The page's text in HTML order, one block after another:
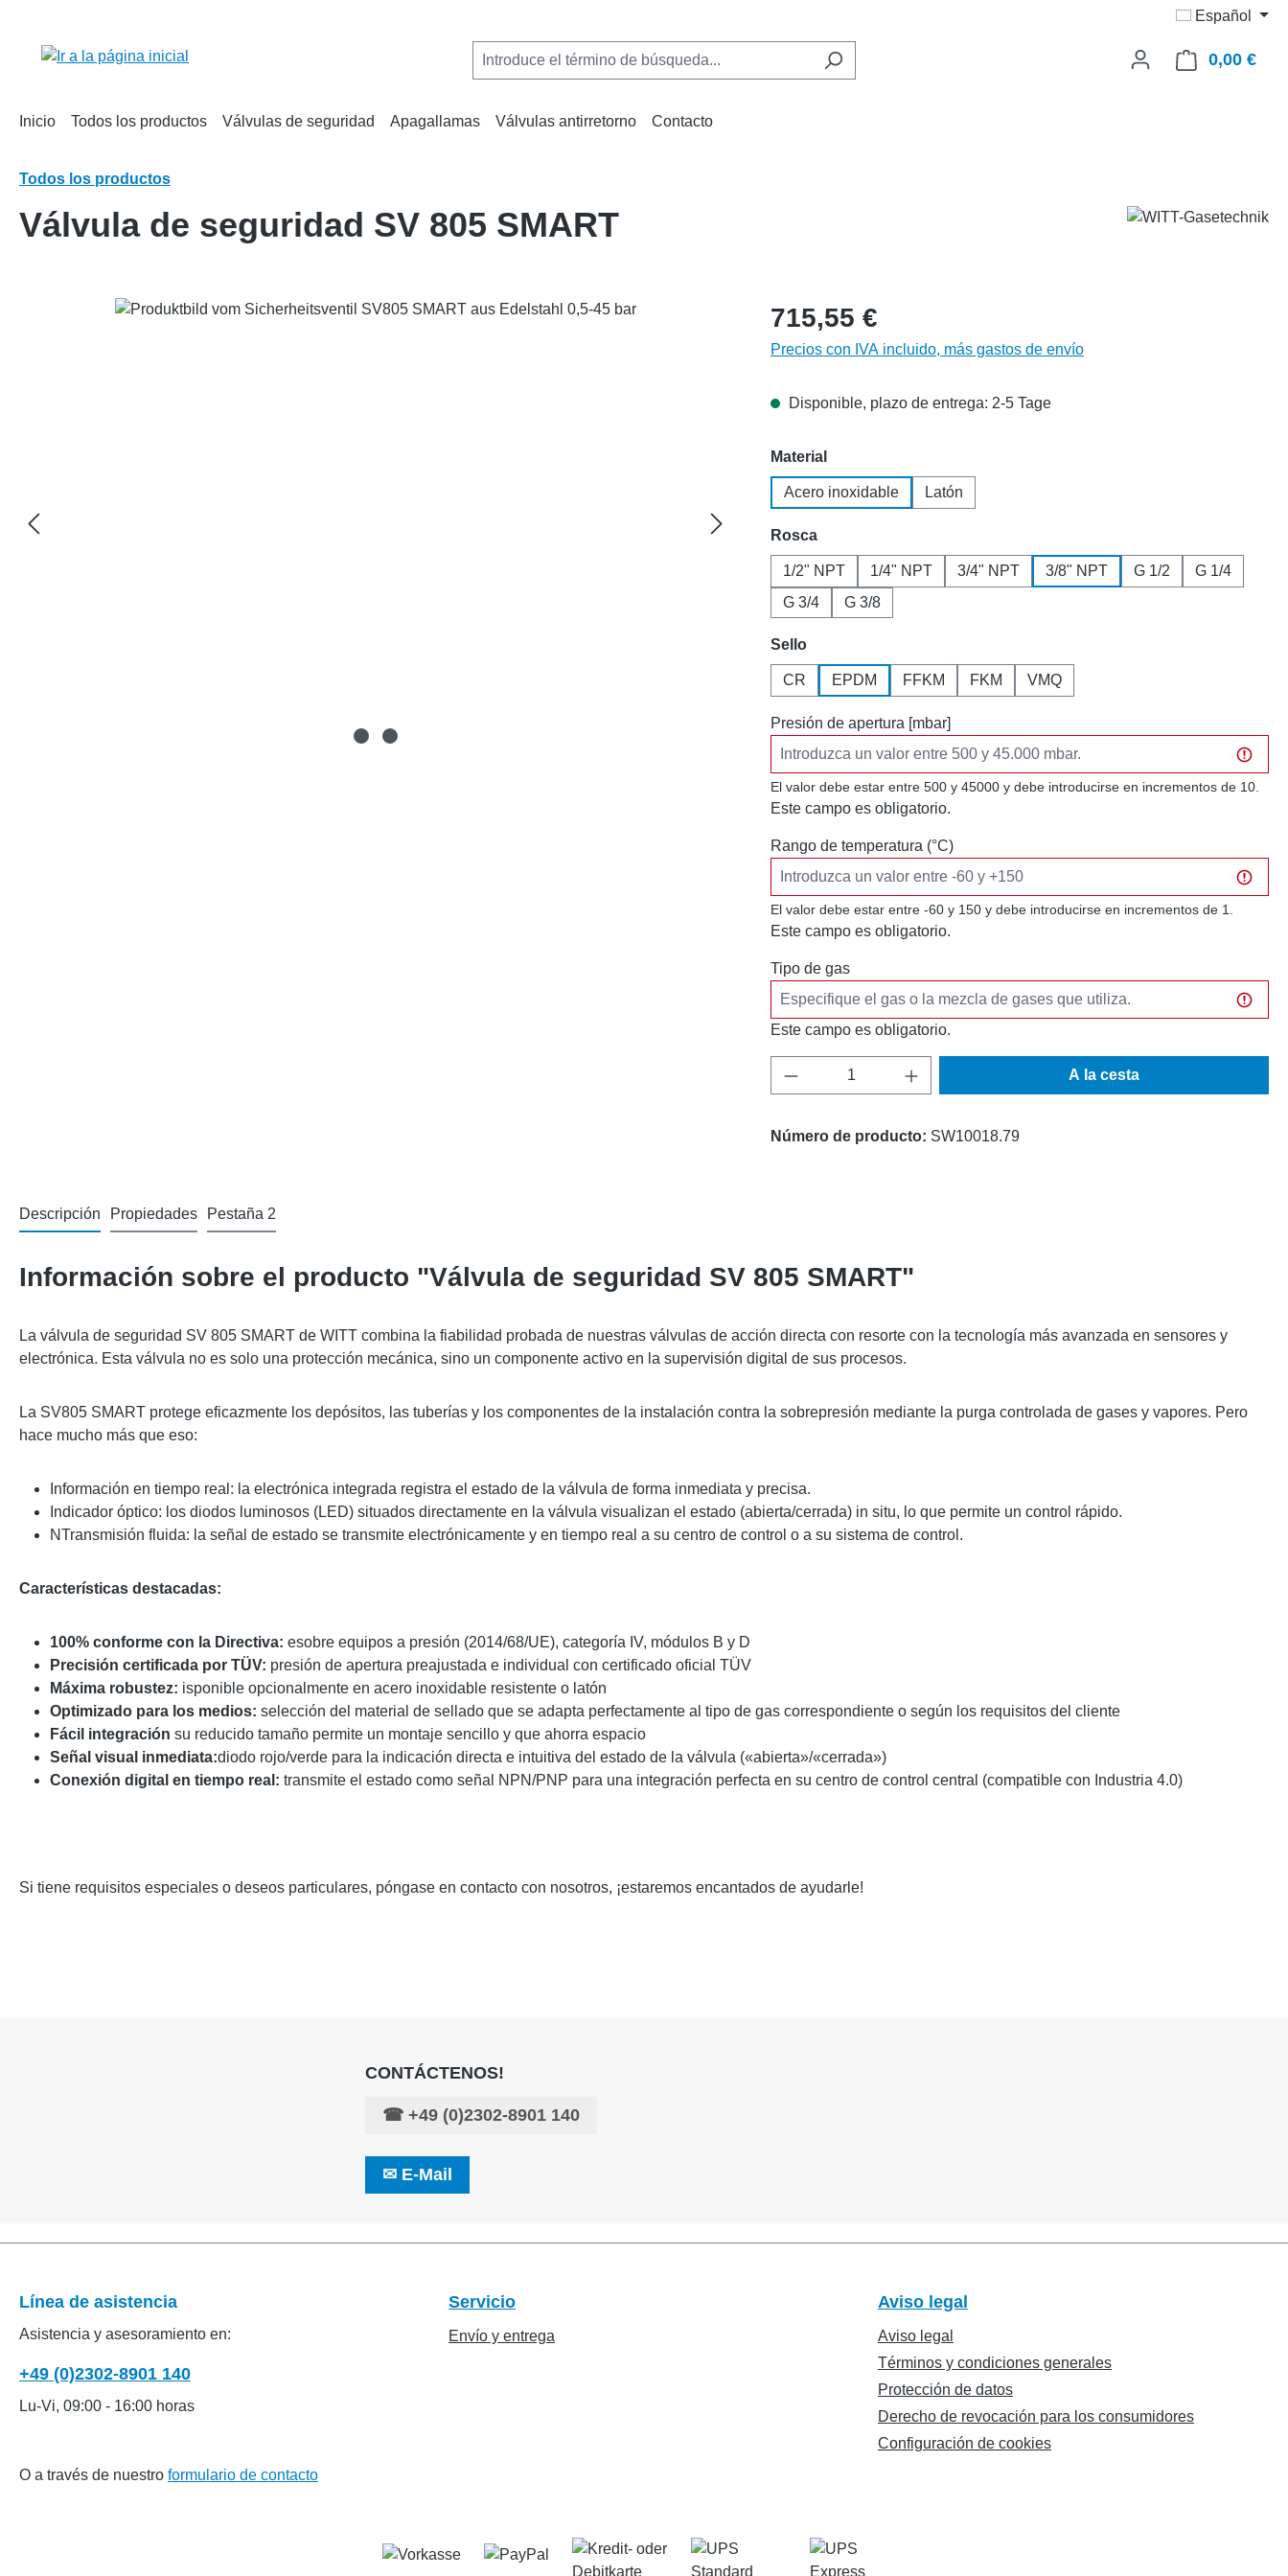
Español
0,00 €El
Inicio Todos los productos Válvulas de seguridad Apagallamas Válvulas antirretorno Contacto
Todos los productos
Válvula de seguridad SV 805 SMART
Omitir galería de imágenes 715,55 €
Precios con IVA incluido, más gastos de envío
Disponible, plazo de entrega: 2-5 Tage
Seleccione
Material
Acero inoxidable Latón
Seleccione
Rosca
1/2" NPT 1/4" NPT 3/4" NPT 3/8" NPT G 1/2
G 1/4
G 3/4
G 3/8
Seleccione
Sello
CR EPDM FFKM FKM VMQ
Presión de apertura [mbar]
El valor debe estar entre 500 y 45000 y debe introducirse en incrementos de 10.
Este campo es obligatorio.
Rango de temperatura (°C)
El valor debe estar entre -60 y 150 y debe introducirse en incrementos de 1.
Este campo es obligatorio.
Tipo de gas
Este campo es obligatorio.
Cantidad del producto: introduce la cantidad
A la cesta
Número de producto: SW10018.79
Descripción Propiedades Pestaña 2
Información sobre el producto "Válvula de seguridad SV 805 SMART"
La válvula de seguridad SV 805 SMART de WITT combina la fiabilidad probada de nuestras válvulas de acción directa con resorte con la tecnología más avanzada en sensores y
electrónica. Esta válvula no es solo una protección mecánica, sino un componente activo en la supervisión digital de sus procesos.
La SV805 SMART protege eficazmente los depósitos, las tuberías y los componentes de la instalación contra la sobrepresión mediante la purga controlada de gases y vapores. Pero
hace mucho más que eso:
Información en tiempo real: la electrónica integrada registra el estado de la válvula de forma inmediata y precisa.
Indicador óptico: los diodos luminosos (LED) situados directamente en la válvula visualizan el estado (abierta/cerrada) in situ, lo que permite un control rápido.
NTransmisión fluida: la señal de estado se transmite electrónicamente y en tiempo real a su centro de control o a su sistema de control.
Características destacadas:
100% conforme con la Directiva: esobre equipos a presión (2014/68/UE), categoría IV, módulos B y D
Precisión certificada por TÜV: presión de apertura preajustada e individual con certificado oficial TÜV
Máxima robustez: isponible opcionalmente en acero inoxidable resistente o latón
Optimizado para los medios: selección del material de sellado que se adapta perfectamente al tipo de gas correspondiente o según los requisitos del cliente
Fácil integración su reducido tamaño permite un montaje sencillo y que ahorra espacio
Señal visual inmediata:diodo rojo/verde para la indicación directa e intuitiva del estado de la válvula («abierta»/«cerrada»)
Conexión digital en tiempo real: transmite el estado como señal NPN/PNP para una integración perfecta en su centro de control central (compatible con Industria 4.0)
Si tiene requisitos especiales o deseos particulares, póngase en contacto con nosotros, ¡estaremos encantados de ayudarle!
CONTÁCTENOS!
☎ +49 (0)2302-8901 140
✉ E-Mail
Línea de asistencia
Asistencia y asesoramiento en:
+49 (0)2302-8901 140
Lu-Vi, 09:00 - 16:00 horas
O a través de nuestro formulario de contacto
Servicio
Envío y entrega
Aviso legal
Aviso legal
Términos y condiciones generales
Protección de datos
Derecho de revocación para los consumidores
Configuración de cookies